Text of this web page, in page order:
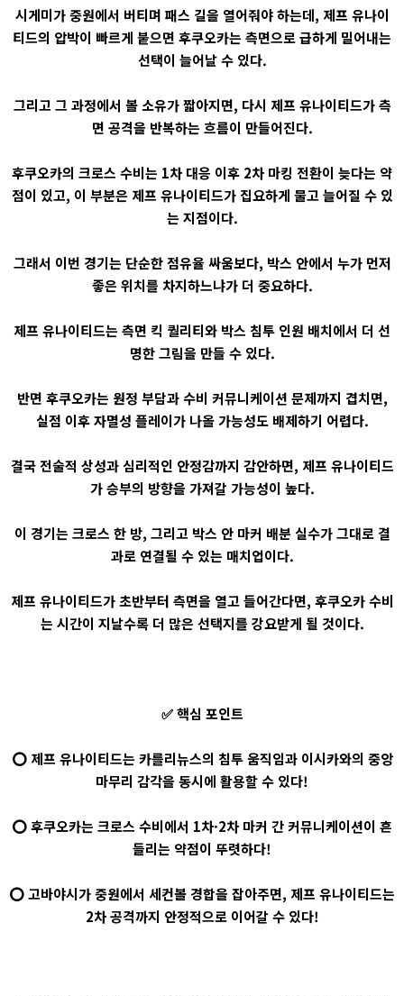
시게미가 중원에서 버티며 패스 길을 열어줘야 하는데, 제프 유나이
티드의 압박이 빠르게 붙으면 후쿠오카는 측면으로 급하게 밀어내는
선택이 늘어날 수 있다.
그리고 그 과정에서 볼 소유가 짧아지면, 다시 제프 유나이티드가 측
면 공격을 반복하는 흐름이 만들어진다.
후쿠오카의 크로스 수비는 1차 대응 이후 2차 마킹 전환이 늦다는 약
점이 있고, 이 부분은 제프 유나이티드가 집요하게 물고 늘어질 수 있
는 지점이다.
그래서 이번 경기는 단순한 점유율 싸움보다, 박스 안에서 누가 먼저
좋은 위치를 차지하느냐가 더 중요하다.
제프 유나이티드는 측면 킥 퀄리티와 박스 침투 인원 배치에서 더 선
명한 그림을 만들 수 있다.
반면 후쿠오카는 원정 부담과 수비 커뮤니케이션 문제까지 겹치면,
실점 이후 자멸성 플레이가 나올 가능성도 배제하기 어렵다.
결국 전술적 상성과 심리적인 안정감까지 감안하면, 제프 유나이티드
가 승부의 방향을 가져갈 가능성이 높다.
이 경기는 크로스 한 방, 그리고 박스 안 마커 배분 실수가 그대로 결
과로 연결될 수 있는 매치업이다.
제프 유나이티드가 초반부터 측면을 열고 들어간다면, 후쿠오카 수비
는 시간이 지날수록 더 많은 선택지를 강요받게 될 것이다.
✅ 핵심 포인트
⭕ 제프 유나이티드는 카를리뉴스의 침투 움직임과 이시카와의 중앙
마무리 감각을 동시에 활용할 수 있다!
⭕ 후쿠오카는 크로스 수비에서 1차·2차 마커 간 커뮤니케이션이 흔
들리는 약점이 뚜렷하다!
⭕ 고바야시가 중원에서 세컨볼 경합을 잡아주면, 제프 유나이티드는
2차 공격까지 안정적으로 이어갈 수 있다!